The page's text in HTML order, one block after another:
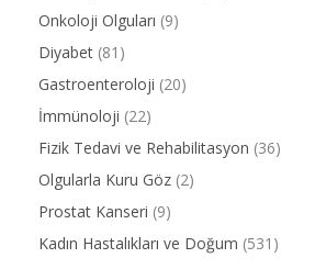
Onkoloji Olguları (9)
Diyabet (81)
Gastroenteroloji (20)
İmmünoloji (22)
Fizik Tedavi ve Rehabilitasyon (36)
Olgularla Kuru Göz (2)
Prostat Kanseri (9)
Kadın Hastalıkları ve Doğum (531)